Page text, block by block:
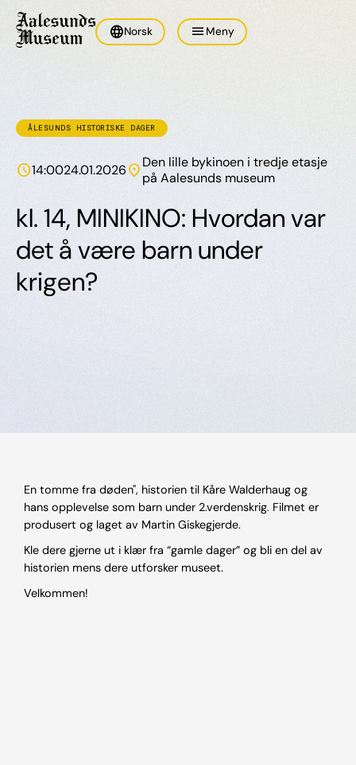
languageNorsk menu Meny
ÅLESUNDS HISTORISKE DAGER
schedule14:0024.01.2026location_onDen lille bykinoen i tredje etasje
på Aalesunds museum
kl. 14, MINIKINO: Hvordan var
det å være barn under
krigen?
En tomme fra døden", historien til Kåre Walderhaug og
hans opplevelse som barn under 2.verdenskrig. Filmet er
produsert og laget av Martin Giskegjerde.
Kle dere gjerne ut i klær fra “gamle dager” og bli en del av
historien mens dere utforsker museet.
Velkommen!